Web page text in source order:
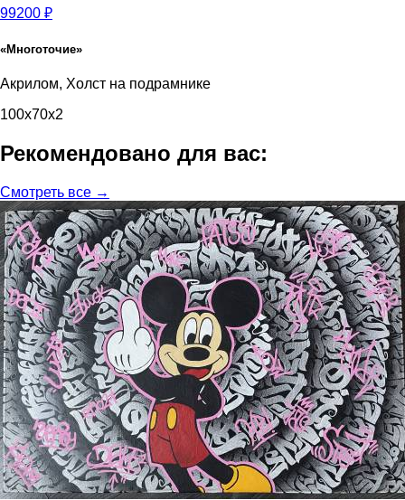
99200 ₽
«Многоточие»
Акрилом, Холст на подрамнике
100x70x2
Рекомендовано для вас:
Смотреть все →